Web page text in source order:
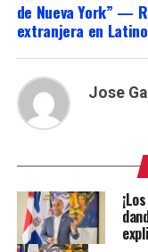
de Nueva York” —
extranjera en
Jose